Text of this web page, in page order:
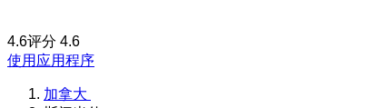
4.6评分 4.6
使用应用程序
加拿大